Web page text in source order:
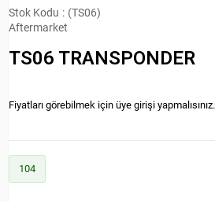
Stok Kodu
(TS06)
Aftermarket
TS06 TRANSPONDER
Fiyatları görebilmek için üye girişi yapmalısınız.
104